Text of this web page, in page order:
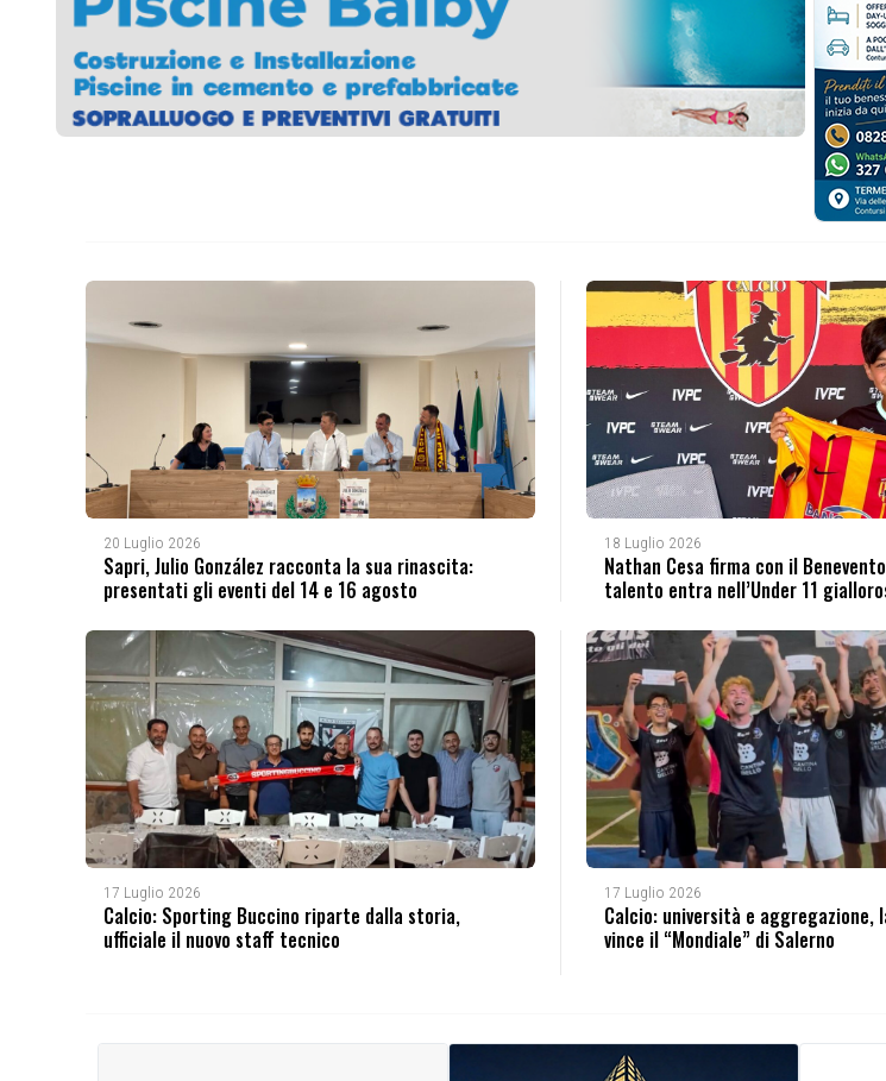
20 Luglio 2026
Sapri, Julio González racconta la sua rinascita:
presentati gli eventi del 14 e 16 agosto
18 Luglio 2026
Nathan Cesa firma con il
talento entra nell’Under 11
17 Luglio 2026
Calcio: Sporting Buccino riparte dalla storia,
ufficiale il nuovo staff tecnico
17 Luglio 2026
Calcio: università e aggregazione,
vince il “Mondiale” di Salerno